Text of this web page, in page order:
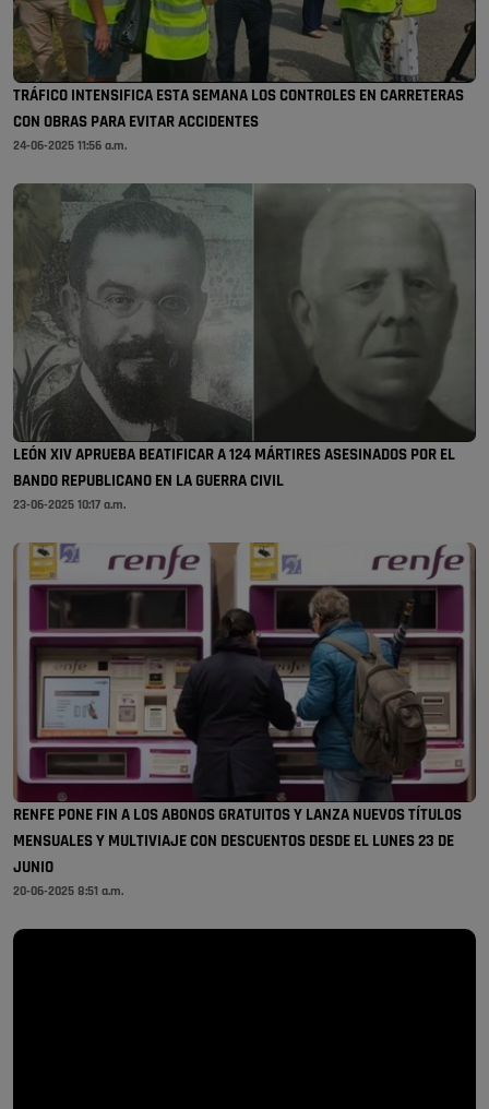
TRÁFICO INTENSIFICA ESTA SEMANA LOS CONTROLES EN CARRETERAS
CON OBRAS PARA EVITAR ACCIDENTES
24-06-2025 11:56 a.m.
LEÓN XIV APRUEBA BEATIFICAR A 124 MÁRTIRES ASESINADOS POR EL
BANDO REPUBLICANO EN LA GUERRA CIVIL
23-06-2025 10:17 a.m.
RENFE PONE FIN A LOS ABONOS GRATUITOS Y LANZA NUEVOS TÍTULOS
MENSUALES Y MULTIVIAJE CON DESCUENTOS DESDE EL LUNES 23 DE
JUNIO
20-06-2025 8:51 a.m.